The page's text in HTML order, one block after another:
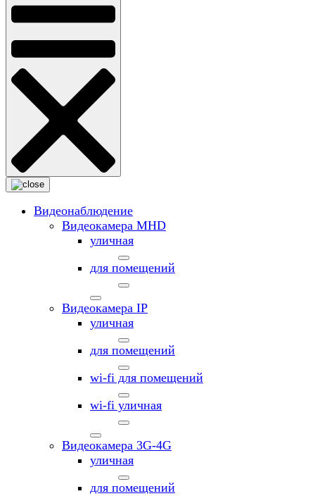
Видеонаблюдение
Видеокамера MНD
уличная
для помещений
Видеокамера IP
уличная
для помещений
wi-fi для помещений
wi-fi уличная
Видеокамера 3G-4G
уличная
для помещений